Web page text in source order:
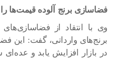
فضاسازی برنج آلوده قیمت‌ها
وی با انتقاد از
برنج‌های وارداتی، گفت: این
در بازار افزایش یابد و